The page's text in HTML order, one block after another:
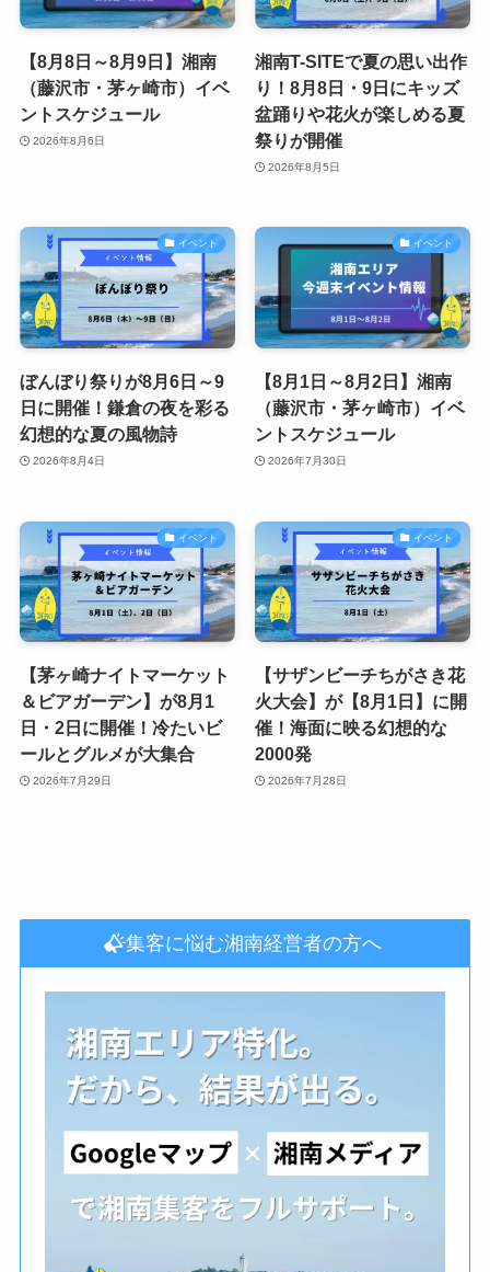
【8月8日～8月9日】湘南
（藤沢市・茅ヶ崎市）イベ
ントスケジュール
2026年8月6日
湘南T-SITEで夏の思い出作
り！8月8日・9日にキッズ
盆踊りや花火が楽しめる夏
祭りが開催
2026年8月5日
イベント
ぼんぼり祭りが8月6日～9
日に開催！鎌倉の夜を彩る
幻想的な夏の風物詩
2026年8月4日
イベント
【8月1日～8月2日】湘南
（藤沢市・茅ヶ崎市）イベ
ントスケジュール
2026年7月30日
イベント
【茅ヶ崎ナイトマーケット
＆ビアガーデン】が8月1
日・2日に開催！冷たいビ
ールとグルメが大集合
2026年7月29日
イベント
【サザンビーチちがさき花
火大会】が【8月1日】に開
催！海面に映る幻想的な
2000発
2026年7月28日
集客に悩む湘南経営者の方へ